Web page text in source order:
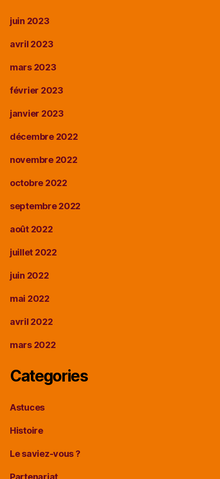
juin 2023
avril 2023
mars 2023
février 2023
janvier 2023
décembre 2022
novembre 2022
octobre 2022
septembre 2022
août 2022
juillet 2022
juin 2022
mai 2022
avril 2022
mars 2022
Categories
Astuces
Histoire
Le saviez-vous ?